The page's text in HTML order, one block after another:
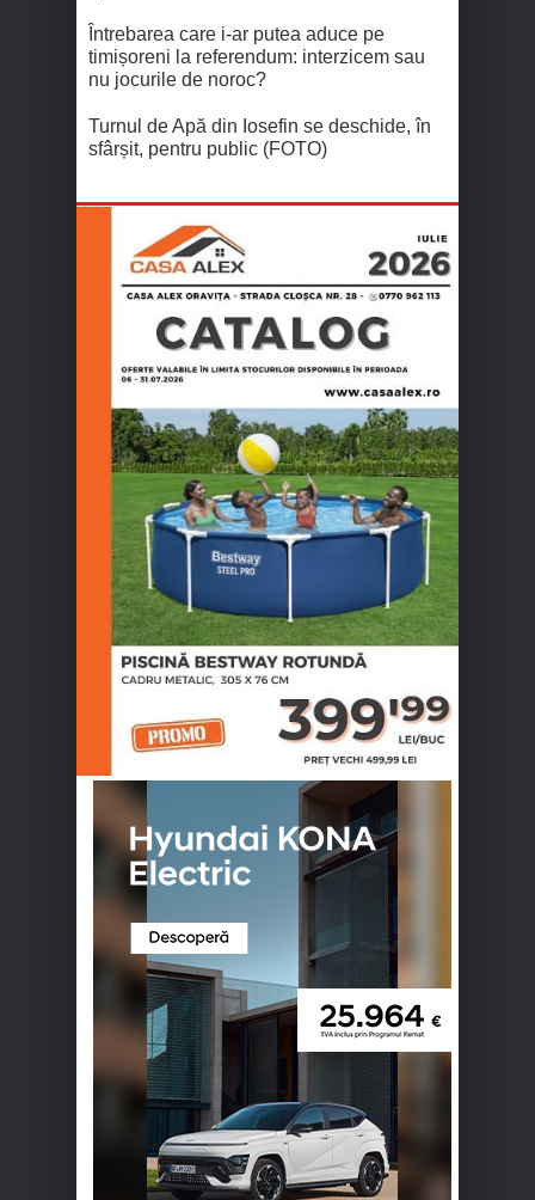
Întrebarea care i-ar putea aduce pe
timișoreni la referendum: interzicem sau
nu jocurile de noroc?
Turnul de Apă din Iosefin se deschide, în
sfârșit, pentru public (FOTO)